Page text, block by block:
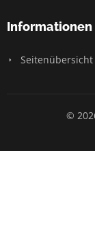
Informationen
Seitenübersicht
©